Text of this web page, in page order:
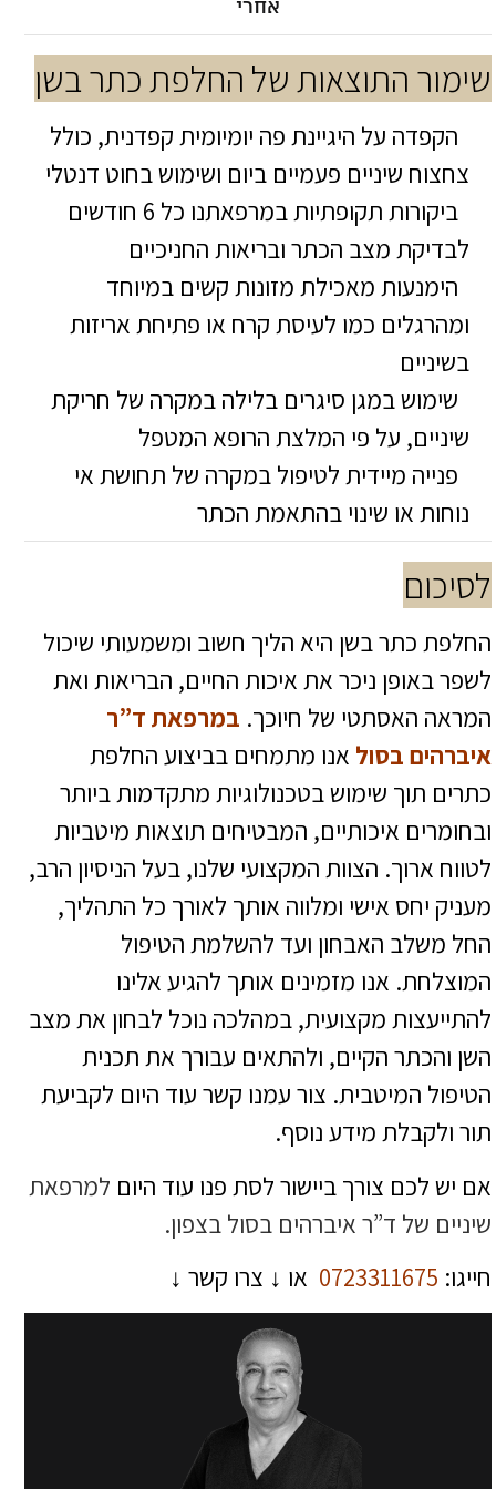
אחרי
שימור התוצאות של החלפת כתר בשן
הקפדה על היגיינת פה יומיומית קפדנית, כולל
צחצוח שיניים פעמיים ביום ושימוש בחוט דנטלי
ביקורות תקופתיות במרפאתנו כל 6 חודשים
לבדיקת מצב הכתר ובריאות החניכיים
הימנעות מאכילת מזונות קשים במיוחד
ומהרגלים כמו לעיסת קרח או פתיחת אריזות
בשיניים
שימוש במגן סיגרים בלילה במקרה של חריקת
שיניים, על פי המלצת הרופא המטפל
פנייה מיידית לטיפול במקרה של תחושת אי
נוחות או שינוי בהתאמת הכתר
לסיכום
החלפת כתר בשן היא הליך חשוב ומשמעותי שיכול
לשפר באופן ניכר את איכות החיים, הבריאות ואת
המראה האסתטי של חיוכך. במרפאת ד”ר
איברהים בסול אנו מתמחים בביצוע החלפת
כתרים תוך שימוש בטכנולוגיות מתקדמות ביותר
ובחומרים איכותיים, המבטיחים תוצאות מיטביות
לטווח ארוך. הצוות המקצועי שלנו, בעל הניסיון הרב,
מעניק יחס אישי ומלווה אותך לאורך כל התהליך,
החל משלב האבחון ועד להשלמת הטיפול
המוצלחת. אנו מזמינים אותך להגיע אלינו
להתייעצות מקצועית, במהלכה נוכל לבחון את מצב
השן והכתר הקיים, ולהתאים עבורך את תכנית
הטיפול המיטבית. צור עמנו קשר עוד היום לקביעת
תור ולקבלת מידע נוסף.
אם יש לכם צורך ביישור לסת פנו עוד היום למרפאת
שיניים של ד”ר איברהים בסול בצפון.
חייגו: 0723311675 או ↓ צרו קשר ↓